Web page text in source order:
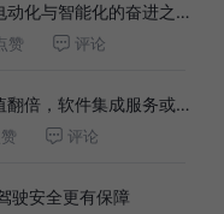
化与智能化的奋进之
赞 评论
翻倍，软件集成服务或成
评论
驶安全更有保障